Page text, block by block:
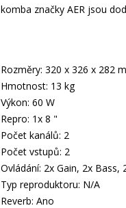
komba značky AER jsou
Rozměry: 320 x 326 x 282
Hmotnost: 13 kg
Výkon: 60 W
Repro: 1x 8 "
Počet kanálů: 2
Počet vstupů: 2
Ovládání: 2x Gain, 2x
Typ reproduktoru: N/A
Reverb: Ano